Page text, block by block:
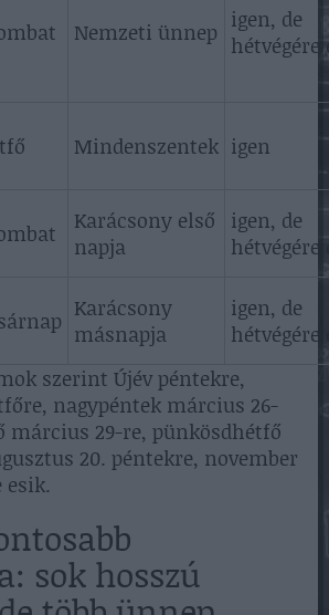
Nemzeti ünnep igen, de
hétvégére
Mindenszentek igen
Karácsony első
napja
igen, de
hétvégére
Karácsony
másnapja
igen, de
hétvégére
szerint Újév péntekre,
nagypéntek március 26-
március 29-re, pünkösdhétfő
20. péntekre, november
esik.
sok hosszú